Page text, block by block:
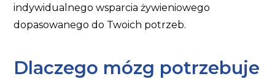
indywidualnego wsparcia żywieniowego
dopasowanego do Twoich potrzeb.
Dlaczego mózg potrzebuje